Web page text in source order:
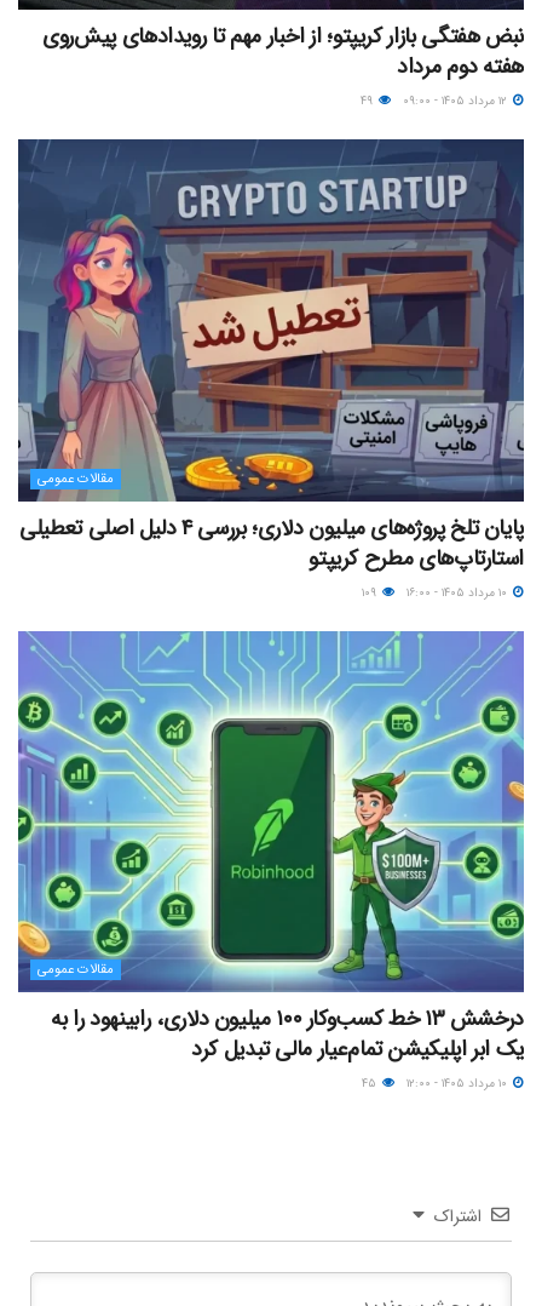
نبض هفتگی بازار کریپتو؛ از اخبار مهم تا رویدادهای پیش‌روی
هفته دوم مرداد
مقالات عمومی
پایان تلخ پروژه‌های میلیون دلاری؛ بررسی ۴ دلیل اصلی تعطیلی
استارتاپ‌های مطرح کریپتو
مقالات عمومی
درخشش ۱۳ خط کسب‌وکار ۱۰۰ میلیون دلاری، رابینهود را به
یک ابر اپلیکیشن تمام‌عیار مالی تبدیل کرد
اشتراک